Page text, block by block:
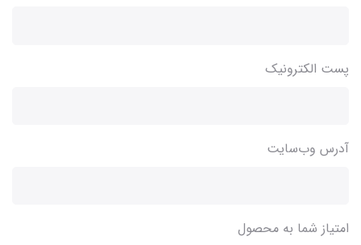
پست الکترونیک
آدرس وب‌سایت
امتیاز شما به محصول